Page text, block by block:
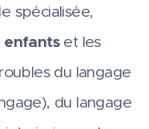
spécialisée,
enfantset les
du langage
du langage